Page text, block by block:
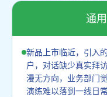
通
新品上市临近，引入
户，对话缺少真实拜
漫无方向，业务部门
演练难以落到一线日常